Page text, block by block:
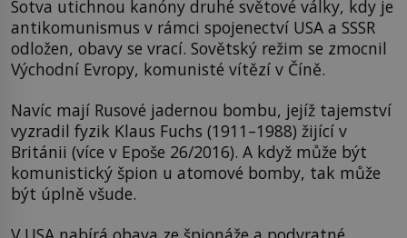
Sotva utichnou kanóny druhé světové války, kdy je
antikomunismus v rámci spojenectví USA a SSSR
odložen, obavy se vrací. Sovětský režim se zmocnil
Východní Evropy, komunisté vítězí v Číně.
Navíc mají Rusové jadernou bombu, jejíž tajemství
vyzradil fyzik Klaus Fuchs (1911–1988) žijící v
Británii (více v Epoše 26/2016). A když může být
komunistický špion u atomové bomby, tak může
být úplně všude.